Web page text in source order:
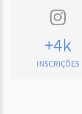
+4k
INSCRIÇÕES